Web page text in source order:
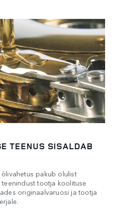
TEENUS SISALDAB
pakub olulist
tootja koolituse
originaalvaruosi ja tootja